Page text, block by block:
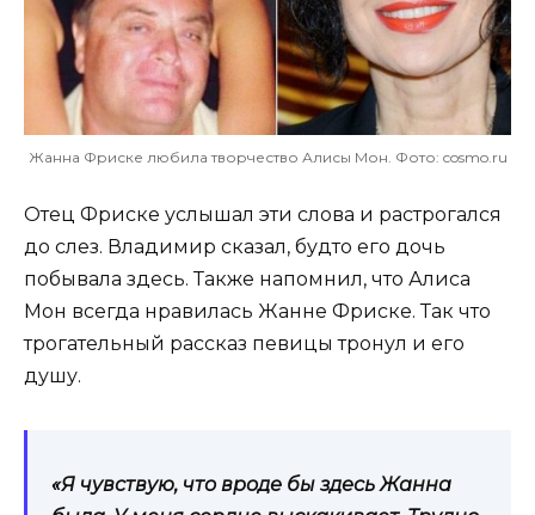
Жанна Фриске любила творчество Алисы Мон. Фото: cosmo.ru
Отец Фриске услышал эти слова и растрогался
до слез. Владимир сказал, будто его дочь
побывала здесь. Также напомнил, что Алиса
Мон всегда нравилась Жанне Фриске. Так что
трогательный рассказ певицы тронул и его
душу.
«Я чувствую, что вроде бы здесь Жанна